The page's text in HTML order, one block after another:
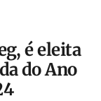
é eleita
do Ano